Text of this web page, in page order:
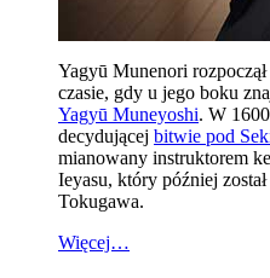
Yagyū Munenori rozpoczął
czasie, gdy u jego boku
Yagyū Muneyoshi. W
decydującej bitwie pod
mianowany instruktorem
Ieyasu, który później
Tokugawa.
Więcej…